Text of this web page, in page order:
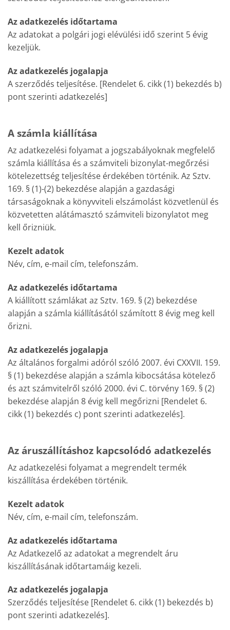
Az adatkezelés időtartama
Az adatokat a polgári jogi elévülési idő szerint 5 évig
kezeljük.
Az adatkezelés jogalapja
A szerződés teljesítése. [Rendelet 6. cikk (1) bekezdés b)
pont szerinti adatkezelés]
A számla kiállítása
Az adatkezelési folyamat a jogszabályoknak megfelelő
számla kiállítása és a számviteli bizonylat-megőrzési
kötelezettség teljesítése érdekében történik. Az Sztv.
169. § (1)-(2) bekezdése alapján a gazdasági
társaságoknak a könyvviteli elszámolást közvetlenül és
közvetetten alátámasztó számviteli bizonylatot meg
kell őrizniük.
Kezelt adatok
Név, cím, e-mail cím, telefonszám.
Az adatkezelés időtartama
A kiállított számlákat az Sztv. 169. § (2) bekezdése
alapján a számla kiállításától számított 8 évig meg kell
őrizni.
Az adatkezelés jogalapja
Az általános forgalmi adóról szóló 2007. évi CXXVII. 159.
§ (1) bekezdése alapján a számla kibocsátása kötelező
és azt számvitelről szóló 2000. évi C. törvény 169. § (2)
bekezdése alapján 8 évig kell megőrizni [Rendelet 6.
cikk (1) bekezdés c) pont szerinti adatkezelés].
Az áruszállításhoz kapcsolódó adatkezelés
Az adatkezelési folyamat a megrendelt termék
kiszállítása érdekében történik.
Kezelt adatok
Név, cím, e-mail cím, telefonszám.
Az adatkezelés időtartama
Az Adatkezelő az adatokat a megrendelt áru
kiszállításának időtartamáig kezeli.
Az adatkezelés jogalapja
Szerződés teljesítése [Rendelet 6. cikk (1) bekezdés b)
pont szerinti adatkezelés].